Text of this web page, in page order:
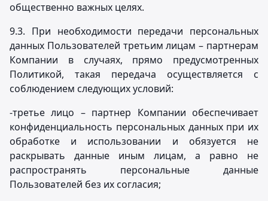
общественно важных целях.
9.3. При необходимости передачи персональных
данных Пользователей третьим лицам – партнерам
Компании в случаях, прямо предусмотренных
Политикой, такая передача осуществляется с
соблюдением следующих условий:
-третье лицо – партнер Компании обеспечивает
конфиденциальность персональных данных при их
обработке и использовании и обязуется не
раскрывать данные иным лицам, а равно не
распространять персональные данные
Пользователей без их согласия;